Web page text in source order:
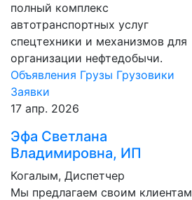
полный комплекс
автотранспортных услуг
спецтехники и механизмов для
организации нефтедобычи.
Объявления Грузы Грузовики
Заявки
17 апр. 2026
Эфа Светлана
Владимировна, ИП
Когалым, Диспетчер
Мы предлагаем своим клиентам